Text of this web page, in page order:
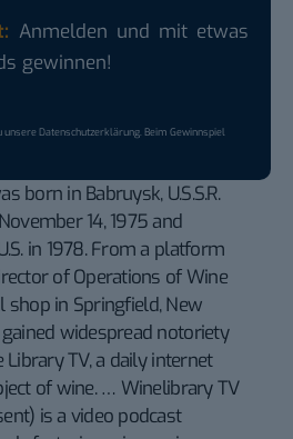
Anmelden und mit etwas
gewinnen!
unsereDatenschutzerklärung. Beim Gewinnspiel
born in Babruysk, U.S.S.R.
14, 1975 and
in 1978. From a platform
of Operations of Wine
shop in Springfield, New
widespread notoriety
TV, a daily internet
of wine. … Winelibrary TV
is a video podcast